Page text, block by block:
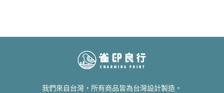
我們來自台灣，所有商品皆為台灣設計製造。